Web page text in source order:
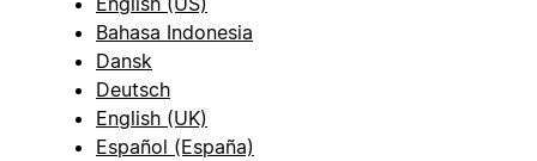
Bahasa Indonesia
Dansk
Deutsch
English (UK)
Español (España)